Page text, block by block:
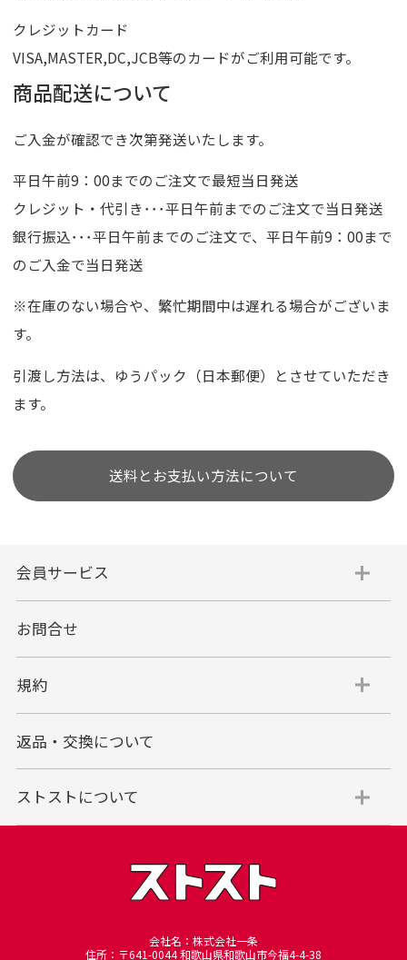
クレジットカード
VISA,MASTER,DC,JCB等のカードがご利用可能です。
商品配送について
ご入金が確認でき次第発送いたします。
平日午前9：00までのご注文で最短当日発送
クレジット・代引き･･･平日午前までのご注文で当日発送
銀行振込･･･平日午前までのご注文で、平日午前9：00まで
のご入金で当日発送
※在庫のない場合や、繁忙期間中は遅れる場合がございま
す。
引渡し方法は、ゆうパック（日本郵便）とさせていただき
ます。
送料とお支払い方法について
会員サービス
お問合せ
規約
返品・交換について
ストストについて
会社名：株式会社一条
住所：〒641-0044 和歌山県和歌山市今福4-4-38